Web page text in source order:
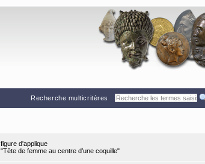
Recherche multicritères
figure d'applique
"Tête de femme au centre d’une coquille"